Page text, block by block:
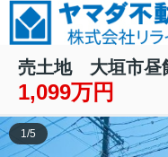
売土地 大垣市
1,099万円
1/5